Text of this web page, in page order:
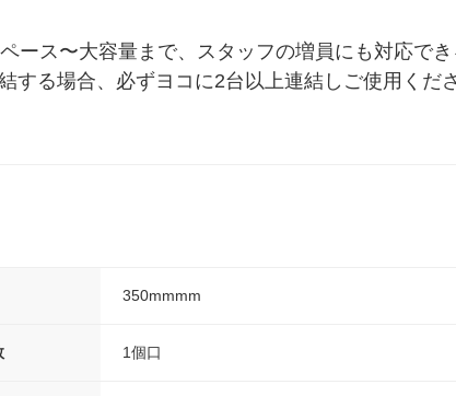
ース〜大容量まで、スタッフの増員にも対応でき
する場合、必ずヨコに2台以上連結しご使用くださ
350mmmm
1個口